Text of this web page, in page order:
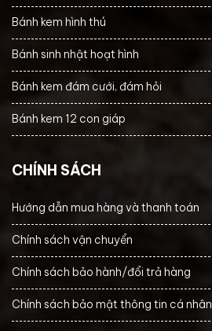
Bánh kem hình thú
Bánh sinh nhật hoạt hình
Bánh kem đám cưới, đám hỏi
Bánh kem 12 con giáp
CHÍNH SÁCH
Hướng dẫn mua hàng và thanh toán
Chính sách vận chuyển
Chính sách bảo hành/đổi trả hàng
Chính sách bảo mật thông tin cá nhân